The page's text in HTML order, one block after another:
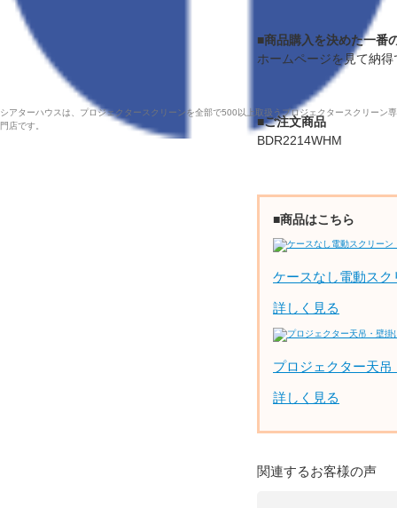
■商品購入を決めた一番
ホームページを見て納
■ご注文商品
BDR2214WHM
■商品はこちら
ケースなし電動ス
詳しく見る
プロジェクター天
詳しく見る
関連するお客様の声
シアターハウスは、プロジェクタースクリーンを全部で500以上取扱うプロジェクタースクリーン専
門店です。